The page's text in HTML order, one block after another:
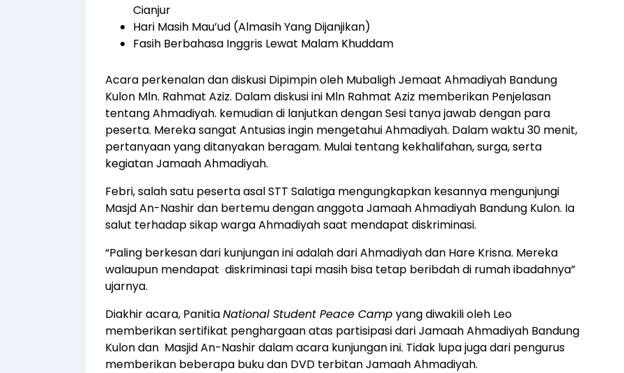
Cianjur
Hari Masih Mau’ud (Almasih Yang Dijanjikan)
Fasih Berbahasa Inggris Lewat Malam Khuddam
Acara perkenalan dan diskusi Dipimpin oleh Mubaligh Jemaat Ahmadiyah Bandung
Kulon Mln. Rahmat Aziz. Dalam diskusi ini Mln Rahmat Aziz memberikan Penjelasan
tentang Ahmadiyah. kemudian di lanjutkan dengan Sesi tanya jawab dengan para
peserta. Mereka sangat Antusias ingin mengetahui Ahmadiyah. Dalam waktu 30 menit,
pertanyaan yang ditanyakan beragam. Mulai tentang kekhalifahan, surga, serta
kegiatan Jamaah Ahmadiyah.
Febri, salah satu peserta asal STT Salatiga mengungkapkan kesannya mengunjungi
Masjd An-Nashir dan bertemu dengan anggota Jamaah Ahmadiyah Bandung Kulon. Ia
salut terhadap sikap warga Ahmadiyah saat mendapat diskriminasi.
“Paling berkesan dari kunjungan ini adalah dari Ahmadiyah dan Hare Krisna. Mereka
walaupun mendapat diskriminasi tapi masih bisa tetap beribdah di rumah ibadahnya”
ujarnya.
Diakhir acara, PanitiaNational Student Peace Campyang diwakili oleh Leo
memberikan sertifikat penghargaan atas partisipasi dari Jamaah Ahmadiyah Bandung
Kulon dan Masjid An-Nashir dalam acara kunjungan ini. Tidak lupa juga dari pengurus
memberikan beberapa buku dan DVD terbitan Jamaah Ahmadiyah.